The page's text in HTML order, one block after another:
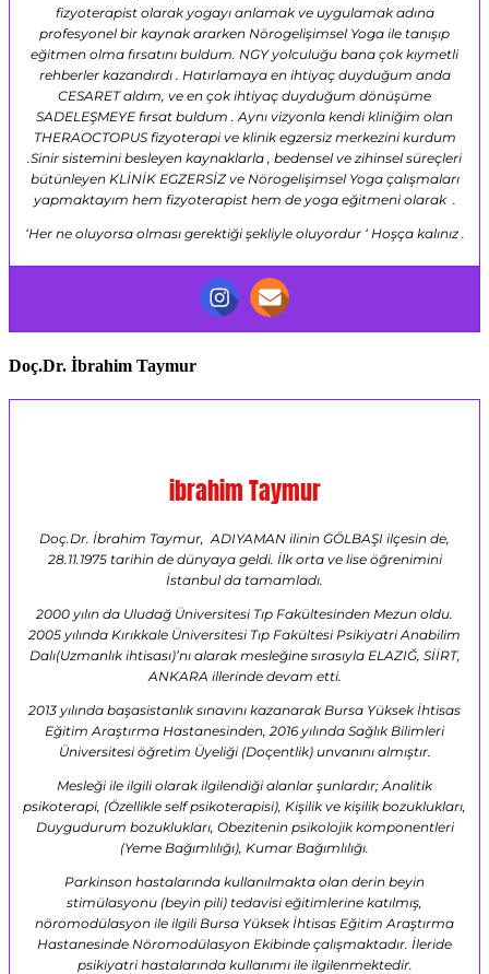
fizyoterapist olarak yogayı anlamak ve uygulamak adına
profesyonel bir kaynak ararken Nörogelişimsel Yoga ile tanışıp
eğitmen olma fırsatını buldum. NGY yolculuğu bana çok kıymetli
rehberler kazandırdı . Hatırlamaya en ihtiyaç duyduğum anda
CESARET aldım, ve en çok ihtiyaç duyduğum dönüşüme
SADELEŞMEYE fırsat buldum . Aynı vizyonla kendi kliniğim olan
THERAOCTOPUS fizyoterapi ve klinik egzersiz merkezini kurdum
.Sinir sistemini besleyen kaynaklarla , bedensel ve zihinsel süreçleri
bütünleyen KLİNİK EGZERSİZ ve Nörogelişimsel Yoga çalışmaları
yapmaktayım hem fizyoterapist hem de yoga eğitmeni olarak .
‘Her ne oluyorsa olması gerektiği şekliyle oluyordur ‘ Hoşça kalınız .
Doç.Dr. İbrahim Taymur
ibrahim Taymur
Doç.Dr. İbrahim Taymur, ADIYAMAN ilinin GÖLBAŞI ilçesin de,
28.11.1975 tarihin de dünyaya geldi. İlk orta ve lise öğrenimini
İstanbul da tamamladı.
2000 yılın da Uludağ Üniversitesi Tıp Fakültesinden Mezun oldu.
2005 yılında Kırıkkale Üniversitesi Tıp Fakültesi Psikiyatri Anabilim
Dalı(Uzmanlık ihtisası)’nı alarak mesleğine sırasıyla ELAZIĞ, SİİRT,
ANKARA illerinde devam etti.
2013 yılında başasistanlık sınavını kazanarak Bursa Yüksek İhtisas
Eğitim Araştırma Hastanesinden, 2016 yılında Sağlık Bilimleri
Üniversitesi öğretim Üyeliği (Doçentlik) unvanını almıştır.
Mesleği ile ilgili olarak ilgilendiği alanlar şunlardır; Analitik
psikoterapi, (Özellikle self psikoterapisi), Kişilik ve kişilik bozuklukları,
Duygudurum bozuklukları, Obezitenin psikolojik komponentleri
(Yeme Bağımlılığı), Kumar Bağımlılığı.
Parkinson hastalarında kullanılmakta olan derin beyin
stimülasyonu (beyin pili) tedavisi eğitimlerine katılmış,
nöromodülasyon ile ilgili Bursa Yüksek İhtisas Eğitim Araştırma
Hastanesinde Nöromodülasyon Ekibinde çalışmaktadır. İleride
psikiyatri hastalarında kullanımı ile ilgilenmektedir.